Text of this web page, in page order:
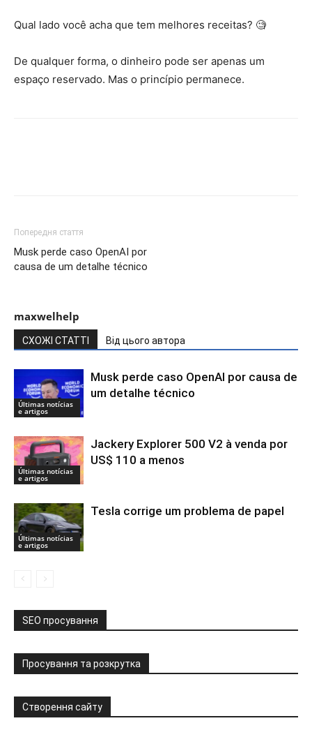
Qual lado você acha que tem melhores receitas? 🧐
De qualquer forma, o dinheiro pode ser apenas um
espaço reservado. Mas o princípio permanece.
Попередня стаття
Musk perde caso OpenAI por
causa de um detalhe técnico
maxwelhelp
СХОЖІ СТАТТІ Від цього автора
Últimas notícias
e artigos
Musk perde caso OpenAI por causa de
um detalhe técnico
Últimas notícias
e artigos
Jackery Explorer 500 V2 à venda por
US$ 110 a menos
Últimas notícias
e artigos
Tesla corrige um problema de papel
SEO просування
Просування та розкрутка
Створення сайту